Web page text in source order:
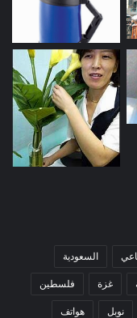
السعودية
غزة فلسطين
نوبل هواتف